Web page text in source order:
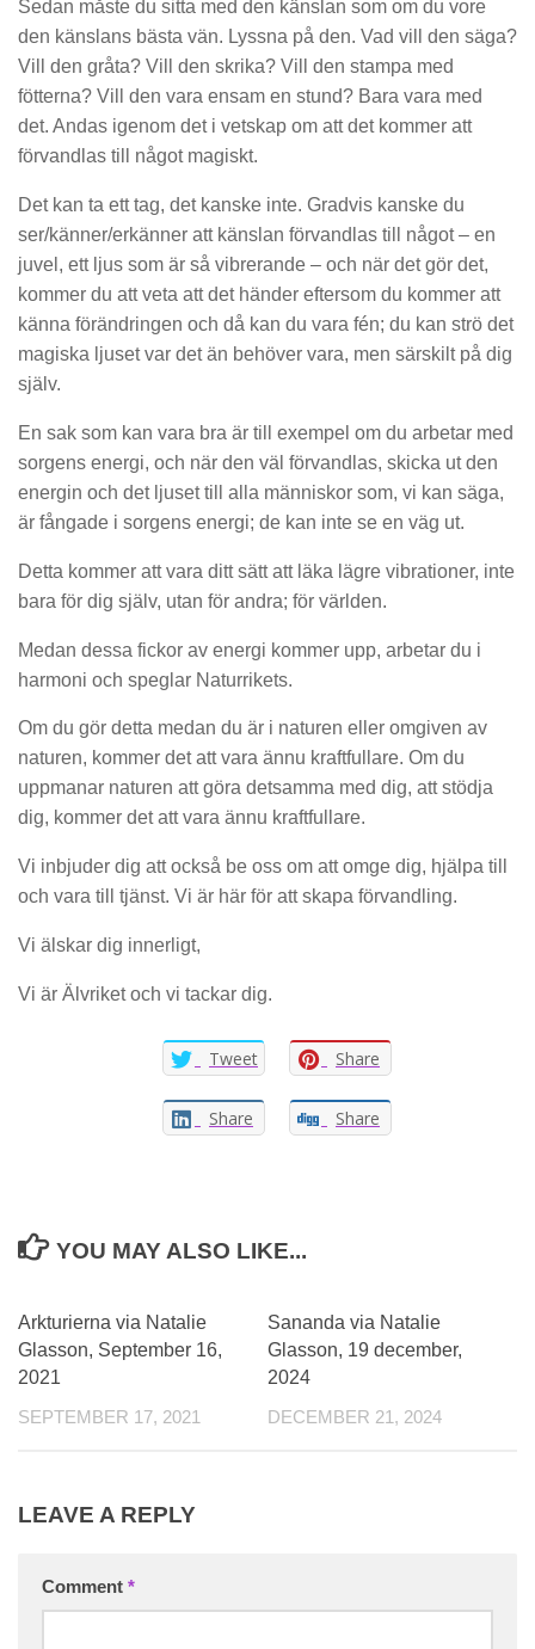
Sedan måste du sitta med den känslan som om du vore
den känslans bästa vän. Lyssna på den. Vad vill den säga?
Vill den gråta? Vill den skrika? Vill den stampa med
fötterna? Vill den vara ensam en stund? Bara vara med
det. Andas igenom det i vetskap om att det kommer att
förvandlas till något magiskt.
Det kan ta ett tag, det kanske inte. Gradvis kanske du
ser/känner/erkänner att känslan förvandlas till något – en
juvel, ett ljus som är så vibrerande – och när det gör det,
kommer du att veta att det händer eftersom du kommer att
känna förändringen och då kan du vara fén; du kan strö det
magiska ljuset var det än behöver vara, men särskilt på dig
själv.
En sak som kan vara bra är till exempel om du arbetar med
sorgens energi, och när den väl förvandlas, skicka ut den
energin och det ljuset till alla människor som, vi kan säga,
är fångade i sorgens energi; de kan inte se en väg ut.
Detta kommer att vara ditt sätt att läka lägre vibrationer, inte
bara för dig själv, utan för andra; för världen.
Medan dessa fickor av energi kommer upp, arbetar du i
harmoni och speglar Naturrikets.
Om du gör detta medan du är i naturen eller omgiven av
naturen, kommer det att vara ännu kraftfullare. Om du
uppmanar naturen att göra detsamma med dig, att stödja
dig, kommer det att vara ännu kraftfullare.
Vi inbjuder dig att också be oss om att omge dig, hjälpa till
och vara till tjänst. Vi är här för att skapa förvandling.
Vi älskar dig innerligt,
Vi är Älvriket och vi tackar dig.
Tweet Share
Share Share
YOU MAY ALSO LIKE...
Arkturierna via Natalie
Glasson, September 16,
2021
SEPTEMBER 17, 2021
Sananda via Natalie
Glasson, 19 december,
2024
DECEMBER 21, 2024
LEAVE A REPLY
Comment *